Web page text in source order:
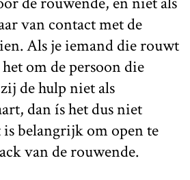
van contact met de
Als je iemand die rouwt
om de persoon die
de hulp niet als
dan ís het dus niet
is belangrijk om open te
van de rouwende.